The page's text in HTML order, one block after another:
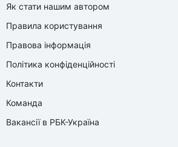
Як стати нашим автором
Правила користування
Правова інформація
Політика конфіденційності
Контакти
Команда
Вакансії в РБК-Україна